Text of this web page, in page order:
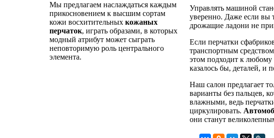
Мы предлагаем наслаждаться каждым
прикосновением к высшим сортам
кожи восхитительных кожаных
перчаток, играть образами, в которых
модный атрибут может сыграть
неповторимую роль центрального
элемента.
Управлять машиной
уверенно. Даже если вы
дрожащие ладони не
Если перчатки
транспортным
этом подходит к
казалось бы, деталей, и
Наш салон предлагает
варианты без пальцев,
влажными, ведь
циркулировать.
они станут